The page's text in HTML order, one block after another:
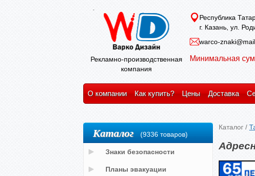
Рекламно-производственная
компания
Республика
г. Казань, ул.
warco-
Минимальная
О компании Как купить? Цены Доставка
Каталог /
Каталог (9336 товаров)
Знаки безопасности
Планы эвакуации